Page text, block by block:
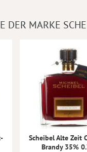
DER MARKE
Scheibel Alte Zeit
Brandy 35%